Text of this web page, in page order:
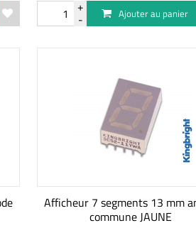
Ajouter au panier
Afficheur 7 segments 13 mm
commune JAUNE